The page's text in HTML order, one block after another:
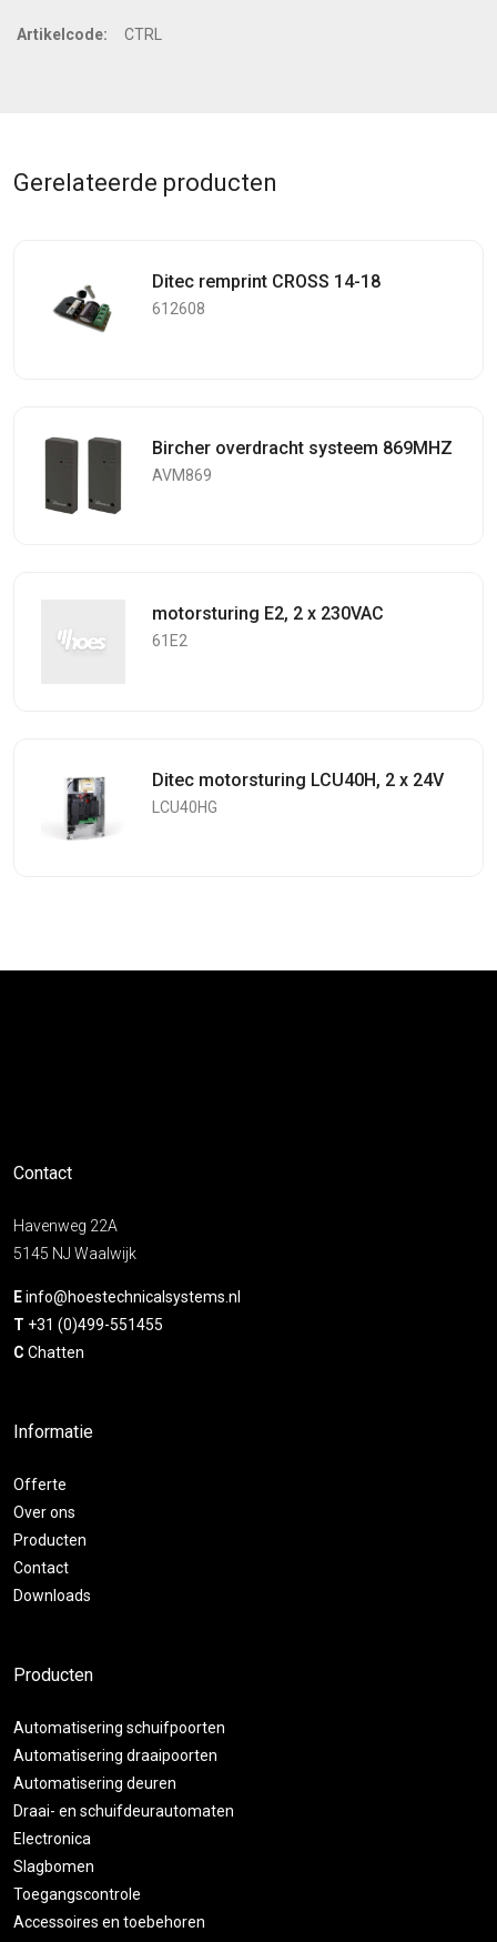
Artikelcode: CTRL
Gerelateerde producten
Ditec remprint CROSS 14-18
612608
Bircher overdracht systeem 869MHZ
AVM869
motorsturing E2, 2 x 230VAC
61E2
Ditec motorsturing LCU40H, 2 x 24V
LCU40HG
Contact
Havenweg 22A
5145 NJ Waalwijk
Einfo@hoestechnicalsystems.nl
T +31 (0)499-551455
C Chatten
Informatie
Offerte
Over ons
Producten
Contact
Downloads
Producten
Automatisering schuifpoorten
Automatisering draaipoorten
Automatisering deuren
Draai- en schuifdeurautomaten
Electronica
Slagbomen
Toegangscontrole
Accessoires en toebehoren